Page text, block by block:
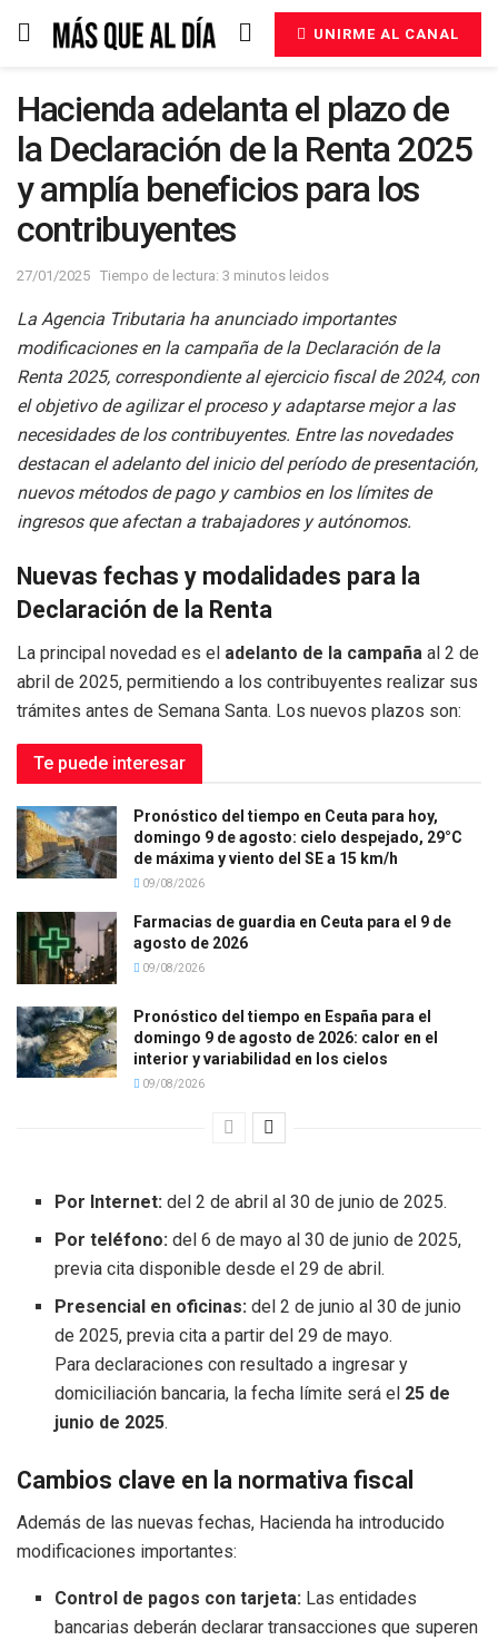
UNIRME AL CANAL
Hacienda adelanta el plazo de
la Declaración de la Renta 2025
y amplía beneficios para los
contribuyentes
27/01/2025 Tiempo de lectura: 3 minutos leidos
La Agencia Tributaria ha anunciado importantes
modificaciones en la campaña de la Declaración de la
Renta 2025, correspondiente al ejercicio fiscal de 2024, con
el objetivo de agilizar el proceso y adaptarse mejor a las
necesidades de los contribuyentes. Entre las novedades
destacan el adelanto del inicio del período de presentación,
nuevos métodos de pago y cambios en los límites de
ingresos que afectan a trabajadores y autónomos.
Nuevas fechas y modalidades para la
Declaración de la Renta
La principal novedad es el adelanto de la campaña al 2 de
abril de 2025, permitiendo a los contribuyentes realizar sus
trámites antes de Semana Santa. Los nuevos plazos son:
Te puede interesar
Pronóstico del tiempo en Ceuta para hoy,
domingo 9 de agosto: cielo despejado, 29°C
de máxima y viento del SE a 15 km/h
09/08/2026
Farmacias de guardia en Ceuta para el 9 de
agosto de 2026
09/08/2026
Pronóstico del tiempo en España para el
domingo 9 de agosto de 2026: calor en el
interior y variabilidad en los cielos
09/08/2026
Por Internet: del 2 de abril al 30 de junio de 2025.
Por teléfono: del 6 de mayo al 30 de junio de 2025,
previa cita disponible desde el 29 de abril.
Presencial en oficinas: del 2 de junio al 30 de junio
de 2025, previa cita a partir del 29 de mayo.
Para declaraciones con resultado a ingresar y
domiciliación bancaria, la fecha límite será el 25 de
junio de 2025.
Cambios clave en la normativa fiscal
Además de las nuevas fechas, Hacienda ha introducido
modificaciones importantes:
Control de pagos con tarjeta: Las entidades
bancarias deberán declarar transacciones que superen